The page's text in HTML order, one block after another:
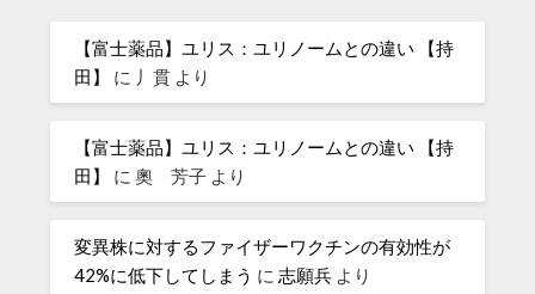
【富士薬品】ユリス：ユリノームとの違い 【持
田】
に 丿貫 より
【富士薬品】ユリス：ユリノームとの違い 【持
田】
に奧 芳子 より
変異株に対するファイザーワクチンの有効性が
42%に低下してしまう に志願兵 より